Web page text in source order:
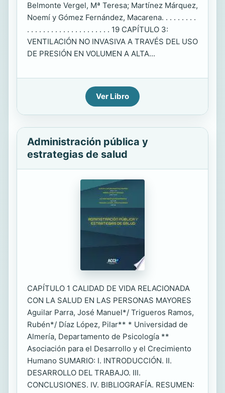
Belmonte Vergel, Mª Teresa; Martínez Márquez,
Noemí y Gómez Fernández, Macarena. . . . . . . . .
. . . . . . . . . . . . . . . . . . . . . 19 CAPÍTULO 3:
VENTILACIÓN NO INVASIVA A TRAVÉS DEL USO
DE PRESIÓN EN VOLUMEN A ALTA...
Ver Libro
Administración pública y
estrategias de salud
CAPÍTULO 1 CALIDAD DE VIDA RELACIONADA
CON LA SALUD EN LAS PERSONAS MAYORES
Aguilar Parra, José Manuel*/ Trigueros Ramos,
Rubén*/ Díaz López, Pilar** * Universidad de
Almería, Departamento de Psicología **
Asociación para el Desarrollo y el Crecimiento
Humano SUMARIO: I. INTRODUCCIÓN. II.
DESARROLLO DEL TRABAJO. III.
CONCLUSIONES. IV. BIBLIOGRAFÍA. RESUMEN: